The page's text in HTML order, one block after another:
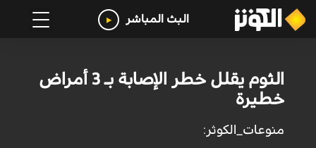
البث المباشر
الثوم يقلل خطر الإصابة بـ 3 أمراض
خطيرة
منوعات_الكوثر: